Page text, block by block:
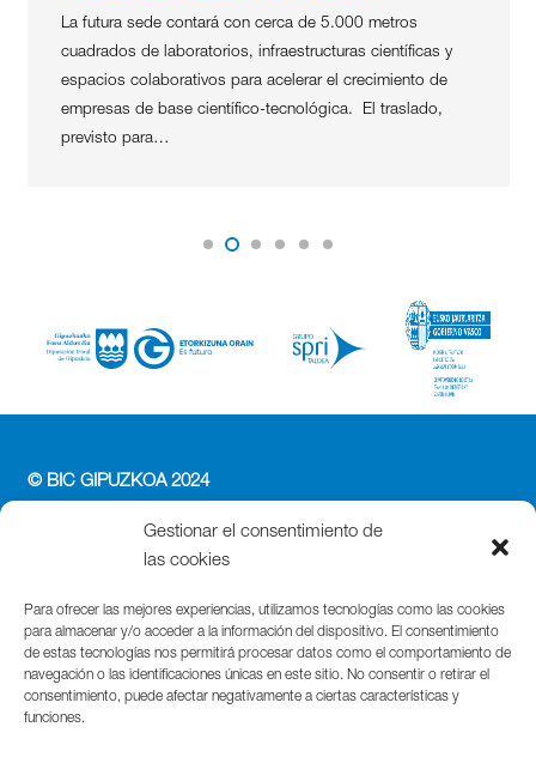
Gestionar el consentimiento de
las cookies
Para ofrecer las mejores experiencias, utilizamos tecnologías como las cookies
para almacenar y/o acceder a la información del dispositivo. El consentimiento
de estas tecnologías nos permitirá procesar datos como el comportamiento de
navegación o las identificaciones únicas en este sitio. No consentir o retirar el
consentimiento, puede afectar negativamente a ciertas características y
funciones.
La futura sede contará con cerca de 5.000 metros
cuadrados de laboratorios, infraestructuras científicas y
espacios colaborativos para acelerar el crecimiento de
empresas de base científico-tecnológica. El traslado,
previsto para…
© BIC GIPUZKOA 2024
PERFIL DEL CONTRATANTE
ACCESIBILIDAD
POLÍTICA DE COOKIES
AVISO LEGAL
Parque Cientifico Tecnológico de Gipuzkoa
Edificio Tandem – Paseo Miramón, 170